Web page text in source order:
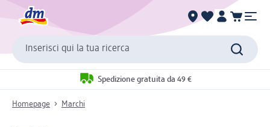
Inserisci qui la tua ricerca
Spedizione gratuita da 49 €
Homepage Marchi